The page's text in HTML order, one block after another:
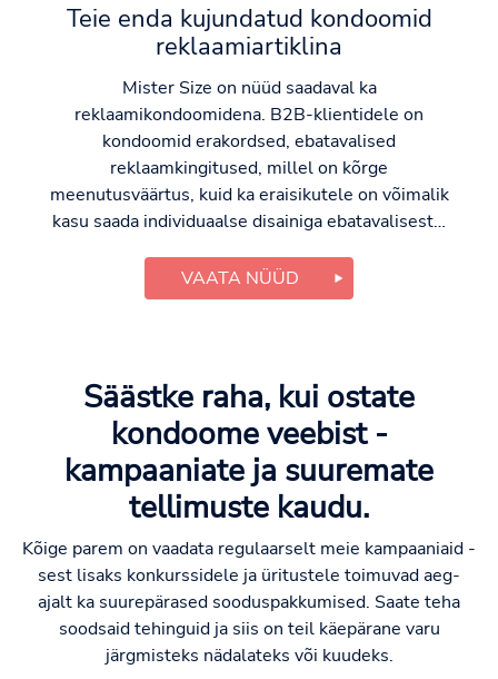
Teie enda kujundatud kondoomid
reklaamiartiklina
Mister Size on nüüd saadaval ka
reklaamikondoomidena. B2B-klientidele on
kondoomid erakordsed, ebatavalised
reklaamkingitused, millel on kõrge
meenutusväärtus, kuid ka eraisikutele on võimalik
kasu saada individuaalse disainiga ebatavalisest…
VAATA NÜÜD
Säästke raha, kui ostate
kondoome veebist -
kampaaniate ja suuremate
tellimuste kaudu.
Kõige parem on vaadata regulaarselt meie kampaaniaid -
sest lisaks konkurssidele ja üritustele toimuvad aeg-
ajalt ka suurepärased sooduspakkumised. Saate teha
soodsaid tehinguid ja siis on teil käepärane varu
järgmisteks nädalateks või kuudeks.